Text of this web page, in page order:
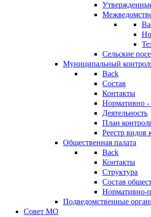
Сельские
Муниципальный
Back
Состав
Контакты
Нормативно -
Деятельность
План
Реестр видов
Общественная палата
Back
Контакты
Структура
Состав
Нормативно-
Подведомственные
Совет МО